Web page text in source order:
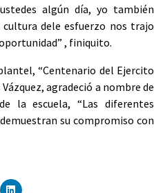
algún día, yo también
dele esfuerzo nos trajo
, finiquito.
“Centenario del Ejercito
agradeció a nombre de
la escuela, “Las diferentes
su compromiso con